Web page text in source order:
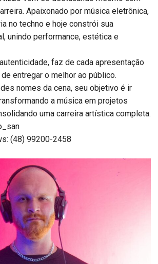
Apaixonado por música eletrônica,
no techno e hoje constrói sua
unindo performance, estética e
faz de cada apresentação
entregar o melhor ao público.
nomes da cena, seu objetivo é ir
a música em projetos
uma carreira artística completa.
(48) 99200-2458